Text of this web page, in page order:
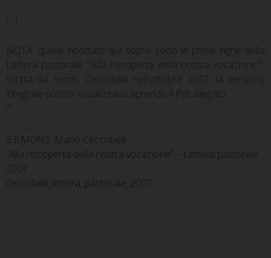
NOTA: quelle riportate qui sopra sono le prime righe della
Lettera pastorale “”Alla riscoperta della nostra vocazione””,
scritta da mons. Ceccobelli nell'ottobre 2007; la versione
integrale potete visualizzarla aprendo il Pdf allegato.
“”
S.E.MONS. Mario Ceccobelli
“Alla riscoperta della nostra vocazione” – Lettera pastorale
2007
ceccobelli_lettera_pastorale_2007